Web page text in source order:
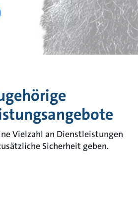
Vielzahl an Dienstleistungen
Sicherheit geben.